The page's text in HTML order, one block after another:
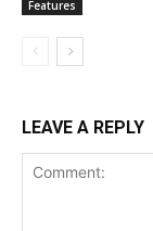
Features
LEAVE A REPLY